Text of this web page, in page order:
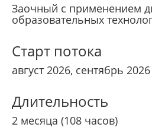
Заочный с применением
образовательных
Старт потока
август 2026, сентябрь 2026
Длительность
2 месяца (108 часов)